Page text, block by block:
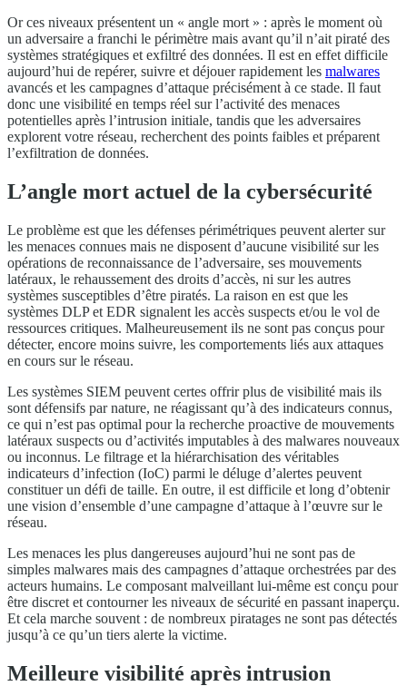
Or ces niveaux présentent un « angle mort » : après le moment où
un adversaire a franchi le périmètre mais avant qu’il n’ait piraté des
systèmes stratégiques et exfiltré des données. Il est en effet difficile
aujourd’hui de repérer, suivre et déjouer rapidement les malwares
avancés et les campagnes d’attaque précisément à ce stade. Il faut
donc une visibilité en temps réel sur l’activité des menaces
potentielles après l’intrusion initiale, tandis que les adversaires
explorent votre réseau, recherchent des points faibles et préparent
l’exfiltration de données.
L’angle mort actuel de la cybersécurité
Le problème est que les défenses périmétriques peuvent alerter sur
les menaces connues mais ne disposent d’aucune visibilité sur les
opérations de reconnaissance de l’adversaire, ses mouvements
latéraux, le rehaussement des droits d’accès, ni sur les autres
systèmes susceptibles d’être piratés. La raison en est que les
systèmes DLP et EDR signalent les accès suspects et/ou le vol de
ressources critiques. Malheureusement ils ne sont pas conçus pour
détecter, encore moins suivre, les comportements liés aux attaques
en cours sur le réseau.
Les systèmes SIEM peuvent certes offrir plus de visibilité mais ils
sont défensifs par nature, ne réagissant qu’à des indicateurs connus,
ce qui n’est pas optimal pour la recherche proactive de mouvements
latéraux suspects ou d’activités imputables à des malwares nouveaux
ou inconnus. Le filtrage et la hiérarchisation des véritables
indicateurs d’infection (IoC) parmi le déluge d’alertes peuvent
constituer un défi de taille. En outre, il est difficile et long d’obtenir
une vision d’ensemble d’une campagne d’attaque à l’œuvre sur le
réseau.
Les menaces les plus dangereuses aujourd’hui ne sont pas de
simples malwares mais des campagnes d’attaque orchestrées par des
acteurs humains. Le composant malveillant lui-même est conçu pour
être discret et contourner les niveaux de sécurité en passant inaperçu.
Et cela marche souvent : de nombreux piratages ne sont pas détectés
jusqu’à ce qu’un tiers alerte la victime.
Meilleure visibilité après intrusion